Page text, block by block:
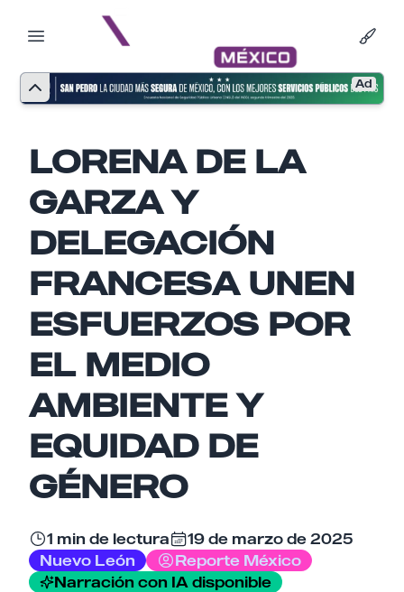
Ad
LORENA DE LA
GARZA Y
DELEGACIÓN
FRANCESA UNEN
ESFUERZOS POR
EL MEDIO
AMBIENTE Y
EQUIDAD DE
GÉNERO
1 min de lectura
19 de marzo de 2025
Nuevo León
Reporte México
Narración con IA disponible
Nombre
Email
Tu comentario